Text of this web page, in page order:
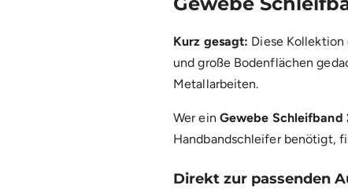
Kurz gesagt: Diese
und große Bodenflächen
Metallarbeiten.
Wer ein Gewebe Schleifband
Handbandschleifer benötigt,
Direkt zur passenden